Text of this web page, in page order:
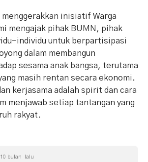
menggerakkan inisiatif Warga
mengajak pihak BUMN, pihak
individu untuk berpartisipasi
dalam membangun
sesama anak bangsa, terutama
masih rentan secara ekonomi.
kerjasama adalah spirit dan cara
menjawab setiap tantangan yang
rakyat.
10 bulan lalu